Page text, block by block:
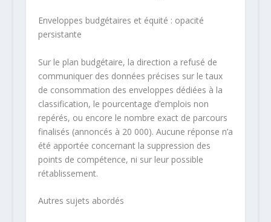
Enveloppes budgétaires et équité : opacité
persistante
Sur le plan budgétaire, la direction a refusé de
communiquer des données précises sur le taux
de consommation des enveloppes dédiées à la
classification, le pourcentage d’emplois non
repérés, ou encore le nombre exact de parcours
finalisés (annoncés à 20 000). Aucune réponse n’a
été apportée concernant la suppression des
points de compétence, ni sur leur possible
rétablissement.
Autres sujets abordés